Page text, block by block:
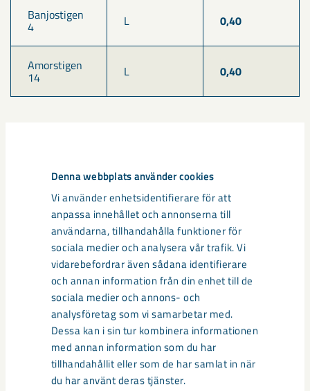
Denna webbplats använder cookies
Vi använder enhetsidentifierare för att
anpassa innehållet och annonserna till
användarna, tillhandahålla funktioner för
sociala medier och analysera vår trafik. Vi
vidarebefordrar även sådana identifierare
och annan information från din enhet till de
sociala medier och annons- och
analysföretag som vi samarbetar med.
Dessa kan i sin tur kombinera informationen
med annan information som du har
tillhandahållit eller som de har samlat in när
du har använt deras tjänster.
Banjostigen
4 L 0,40
Amorstigen
14 L 0,40
Taggar
Malmberget seismik
Relaterat innehåll